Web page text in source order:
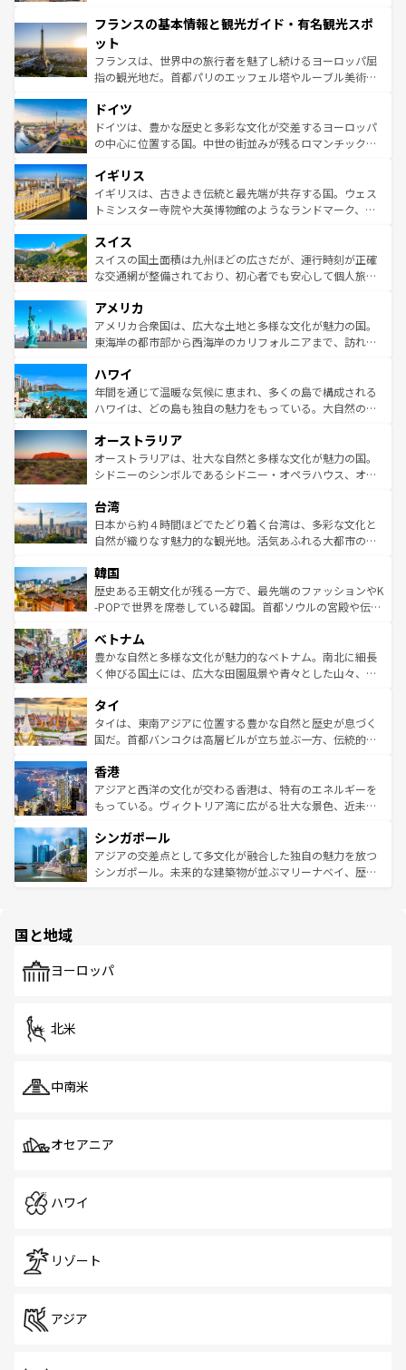
ませてくれるイタリアで、忘れられない旅をしてみよう！
なお、新着のイタリア情報は
しい。
文化が根付くこの国では、情熱的なフラメンコ、熱気あふ
れる闘牛、そして美味しいタパスが生活の一部となってい
る。首都マドリードの洗練された雰囲気や、バルセロナの
アートに溢れた街角から、地方では古代ローマ遺跡や中世
せる。地方によって風土や気候が異なるスペインはその個
性で訪れる人を魅了する。 なお、新着のスペイン情報は コ
ンテンツ一覧を参照してほしい。
フランスの基本情報と観光ガイド・有名観光スポ
ット
フランスは、世界中の旅行者を魅了し続けるヨーロッパ屈
指の観光地だ。首都パリのエッフェル塔やルーブル美術館
で、幅広い魅力が詰まっている。華麗な宮殿、歴史的な大
聖堂、美しいビーチ、そして豊かな自然が、訪れる者を心
から魅了する。また、フランスは美食の国としても知ら
いる。シャンパンの発祥地であるランス、プロヴァンスの
香り高いラベンダー畑など、多彩な楽しみ方が可能だ。さ
らに、パリ以外の地域にも魅力が溢れており、どの街角に
れる地方に足を運ぶとそれぞれで全く異なる文化を体験で
きるだろう。 なお、新着のフランス情報はコンテンツ一覧
を参照してほしい。
ドイツ
ドイツは、豊かな歴史と多彩な文化が交差するヨーロッパ
の中心に位置する国。中世の街並みが残るロマンチック街
顔を持つこの国は、どこを歩いても飽きることがない。ベ
ルリンの文化的活気、バイエルン州のアルプスの絶景、そ
してライン川沿いのワイン畑といった風景は必見。ビール
は、お酒好きな人にはぜひ体験してほしい。 なお、新着の
ドイツ情報はコンテンツ一覧を参照してほしい。
イギリス
イギリスは、古きよき伝統と最先端が共存する国。ウェス
トミンスター寺院や大英博物館のようなランドマーク、歴
リアごとに異なる魅力がある。また、優雅なアフタヌーン
ティー、ビール好きにはたまらない英国パブ、サッカー観
戦など、本場だからこそできる体験も豊富。イギリスを旅
ンツ一覧を参照してほしい。
スイス
スイスの国土面積は九州ほどの広さだが、運行時刻が正確
な交通網が整備されており、初心者でも安心して個人旅行
の建物がそのまま残る町や、スイスならではのユニークな
博物館もあり、アルプス観光だけでなく町歩きも満喫する
ことができる。国民の所得が高いため物価も高いが、旅行
ば市内交通費無料で観光を楽しむこともできる。 なお、新
着のスイス情報はコンテンツ一覧 を参照してほしい。
アメリカ
アメリカ合衆国は、広大な土地と多様な文化が魅力の国。
東海岸の都市部から西海岸のカリフォルニアまで、訪れる
のような巨大都市は、観光、ショッピング、エンターテイ
ンメントが詰まった刺激的なスポットだ。一方、アメリカ
西部には大自然が広がり、グランドキャニオンやイエロー
部のニューオーリンズでは、音楽と美食が融合した独特の
文化が魅力。旅行者はアメリカの各地域で異なる魅力を楽
しみながら、その多様性と豊かな歴史を感じることができ
ならではの贅沢な旅のスタイルだ。 なお、新着のアメリカ
情報はコンテンツ一覧を参照してほしい。
ハワイ
年間を通じて温暖な気候に恵まれ、多くの島で構成される
ハワイは、どの島も独自の魅力をもっている。大自然の神
ワイ島は見逃せない。また、定番の観光地といえばオアフ
島だが、静かな自然を求めるならマウイ島やカウアイ島が
おすすめ。エメラルドグリーンに輝く海をはじめ、豊かな
れるおもてなしの心で訪れる人々を迎えてくれるハワイの
人々、おいしいローカルフードやハワイアンミュージッ
ク、伝統的なフラダンスなど、すべてがハワイの魅力を彩
ワイを、存分に味わってほしい。 なお、新着のハワイ情報
はコンテンツ一覧を参照してほしい。
オーストラリア
オーストラリアは、壮大な自然と多様な文化が魅力の国。
シドニーのシンボルであるシドニー・オペラハウス、オー
リアリーフや大陸中央部にそびえるウルル（エアーズロッ
ク）、タスマニアの美しい原生林やケアンズの熱帯雨林な
ど、見どころがたくさん。また、カフェやワイン、オージ
いる。アクティビティも充実しており、サーフィンやダイ
ビング、ハイキングなど、アウトドア好きにはたまらな
い。オーストラリアの多彩な魅力を存分に味わいつくそ
参照してほしい。
台湾
日本から約４時間ほどでたどり着く台湾は、多彩な文化と
自然が織りなす魅力的な観光地。活気あふれる大都市の台
ン）、静ひつな山岳地帯である台湾東部など、都市の喧騒
と山間の静けさが共存しており、訪れる人に新しい発見と
驚きをもたらしてくれる。また、奥深い台湾の食文化も魅
容にもいいと評判のスイーツなど、バラエティ豊かな料理
が味わえる。 なお、新着の台湾情報は コンテンツ一覧を参
照してほしい。
韓国
歴史ある王朝文化が残る一方で、最先端のファッションやK
-POPで世界を席巻している韓国。首都ソウルの宮殿や伝統
き、地方に足を延ばせば四季折々の自然美を楽しむことが
できる。そして、キムチや焼肉、絶品のストリートフード
まで、さまざまな韓国料理が待っている。夜には、韓国な
リティに包まれながら、韓国の多彩な魅力を心ゆくまで味
わってみてほしい。 なお、新着の韓国情報はコンテンツ一
覧を参照してほしい。
ベトナム
豊かな自然と多様な文化が魅力的なベトナム。南北に細長
く伸びる国土には、広大な田園風景や青々とした山々、世
急速な発展と共に伝統が息づく。ハノイの古い町並みやホ
ーチミン市のフランス統治時代の建物も、独特の雰囲気を
醸し出している。また、バラエティの豊かさとおいしさで
とつ。フォーやバインミー、ベトナムコーヒーなどは、ぜ
ひ現地で味わいたい。どの地域を訪れてもあたたかい人々
が旅行者を迎えてくれるので、きっと忘れられない旅にな
参照してほしい。
タイ
タイは、東南アジアに位置する豊かな自然と歴史が息づく
国だ。首都バンコクは高層ビルが立ち並ぶ一方、伝統的な
の活気が交差している。北部ではチェンマイなどの山岳地
帯で自然と触れ合い、南部ではプーケットやクラビの美し
いビーチでリゾート気分を楽しむことができる。タイ料理
激する。気候は一年中温暖で、どの季節にも異なる楽しみ
が待っている。親しみやすいタイの人々、仏教を中心とし
た文化、そして多様な観光資源が、訪れる旅人を魅了し続
香港
アジアと西洋の文化が交わる香港は、特有のエネルギーを
もっている。ヴィクトリア湾に広がる壮大な景色、近未来
み、どこを訪れても感動するはず。観光スポットが密集し
ており、効率よく見どころを回れるのも魅力。息をのむよ
うな絶景から文化的な体験まで、香港を存分に楽しみ尽く
シンガポール
アジアの交差点として多文化が融合した独自の魅力を放つ
シンガポール。未来的な建築物が並ぶマリーナベイ、歴史
で、ホーカーズは地元の風情を楽しめる外せないスポット
国と地域
ヨーロッパ
北米
中南米
オセアニア
ハワイ
リゾート
アジア